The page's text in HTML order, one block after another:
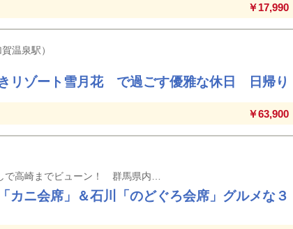
￥17,990
温泉駅）
きリゾート雪月花 で過ごす優雅な休日 日帰り
￥63,900
カニ会席」＆石川「のどぐろ会席」グルメな３